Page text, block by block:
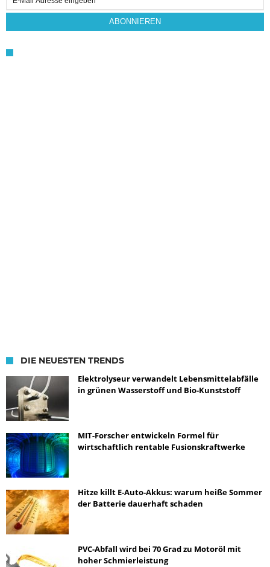
Subscription
ABONNIEREN
DIE NEUESTEN TRENDS
Elektrolyseur verwandelt Lebensmittelabfälle
in grünen Wasserstoff und Bio-Kunststoff
MIT-Forscher entwickeln Formel für
wirtschaftlich rentable Fusionskraftwerke
Hitze killt E-Auto-Akkus: warum heiße Sommer
der Batterie dauerhaft schaden
PVC-Abfall wird bei 70 Grad zu Motoröl mit
hoher Schmierleistung